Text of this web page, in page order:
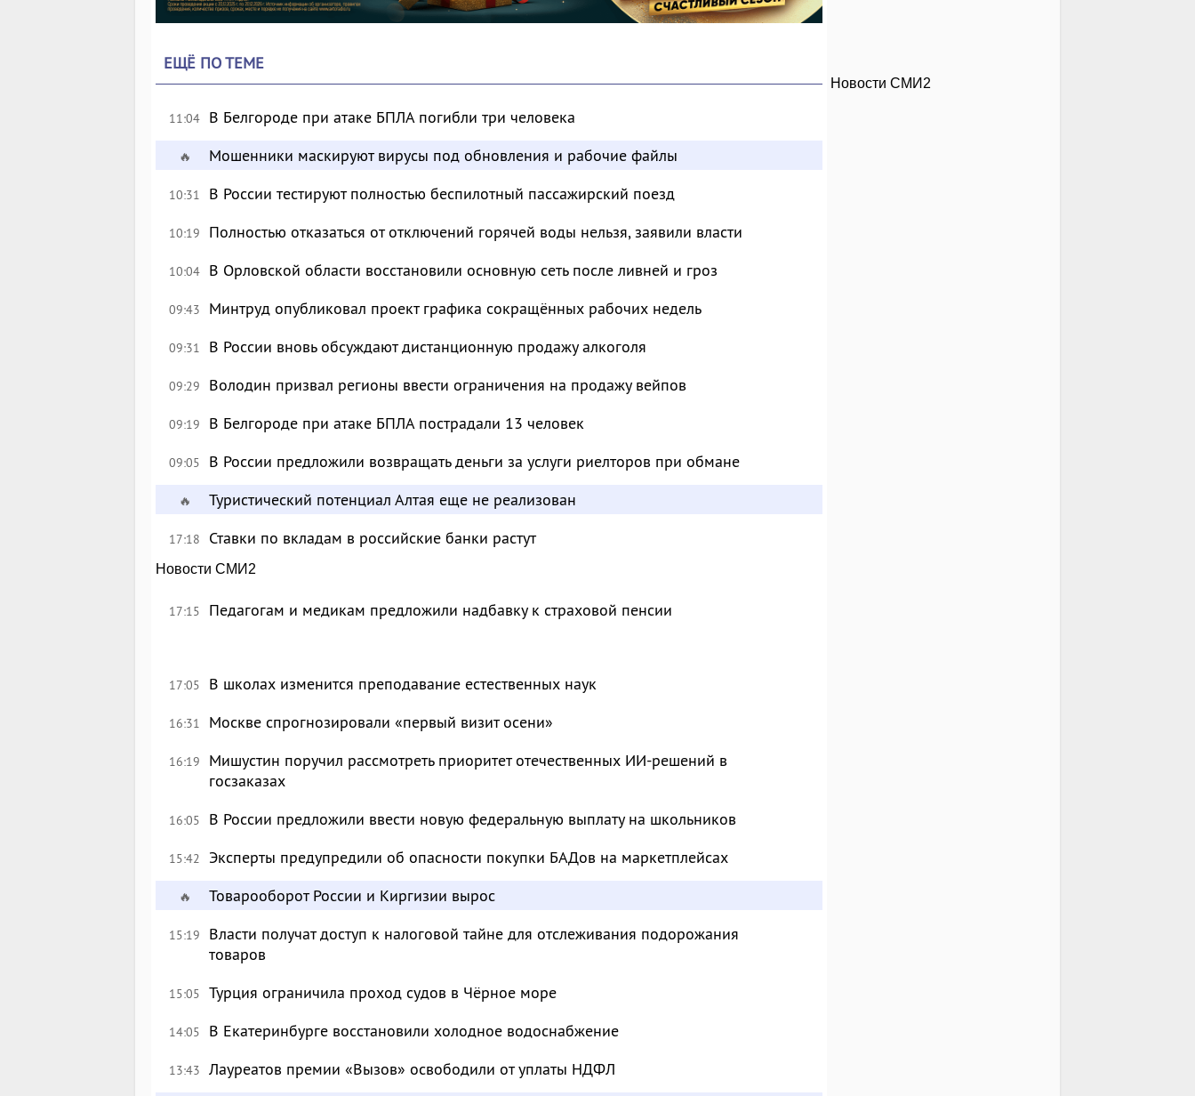
ЕЩЁ ПО ТЕМЕ
11:04 В Белгороде при атаке БПЛА погибли три человека
🔥 Мошенники маскируют вирусы под обновления и рабочие файлы
10:31 В России тестируют полностью беспилотный пассажирский поезд
10:19 Полностью отказаться от отключений горячей воды нельзя, заявили власти
10:04 В Орловской области восстановили основную сеть после ливней и гроз
09:43 Минтруд опубликовал проект графика сокращённых рабочих недель
09:31 В России вновь обсуждают дистанционную продажу алкоголя
09:29 Володин призвал регионы ввести ограничения на продажу вейпов
09:19 В Белгороде при атаке БПЛА пострадали 13 человек
09:05 В России предложили возвращать деньги за услуги риелторов при обмане
🔥 Туристический потенциал Алтая еще не реализован
17:18 Ставки по вкладам в российские банки растут
Новости СМИ2
17:15 Педагогам и медикам предложили надбавку к страховой пенсии
17:05 В школах изменится преподавание естественных наук
16:31 Москве спрогнозировали «первый визит осени»
16:19
Мишустин поручил рассмотреть приоритет отечественных ИИ-решений в
госзаказах
16:05 В России предложили ввести новую федеральную выплату на школьников
15:42 Эксперты предупредили об опасности покупки БАДов на маркетплейсах
🔥 Товарооборот России и Киргизии вырос
15:19
Власти получат доступ к налоговой тайне для отслеживания подорожания
товаров
15:05 Турция ограничила проход судов в Чёрное море
14:05 В Екатеринбурге восстановили холодное водоснабжение
13:43 Лауреатов премии «Вызов» освободили от уплаты НДФЛ
Новости СМИ2